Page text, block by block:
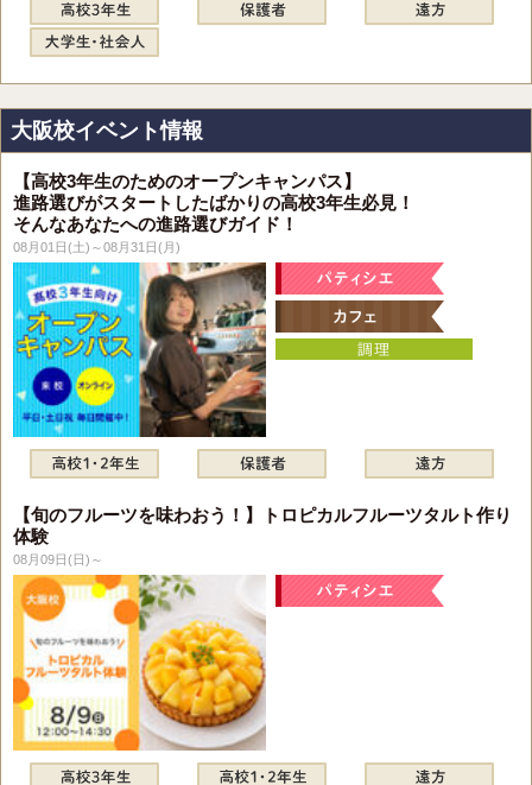
大阪校イベント情報
【高校3年生のためのオープンキャンパス】
進路選びがスタートしたばかりの高校3年生必見！
そんなあなたへの進路選びガイド！
08月01日(土)～08月31日(月)
【旬のフルーツを味わおう！】トロピカルフルーツタルト作り
体験
08月09日(日)～